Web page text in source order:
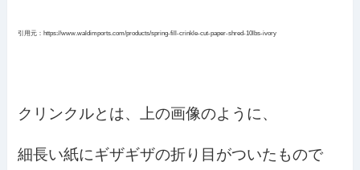
引用元：https://www.waldimports.com/products/spring-fill-crinkle-cut-paper-shred-10lbs-ivory
クリンクルとは、上の画像のように、
細長い紙にギザギザの折り目がついたもので